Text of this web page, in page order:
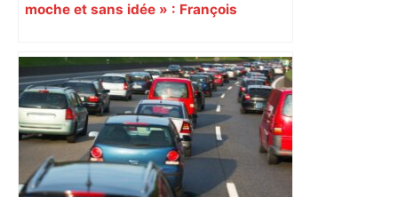
moche et sans idée » : François
Augustins